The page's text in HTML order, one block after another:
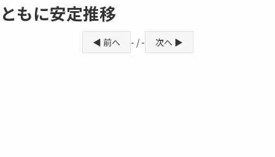
ともに安定推移
◀ 前へ - / - 次へ ▶